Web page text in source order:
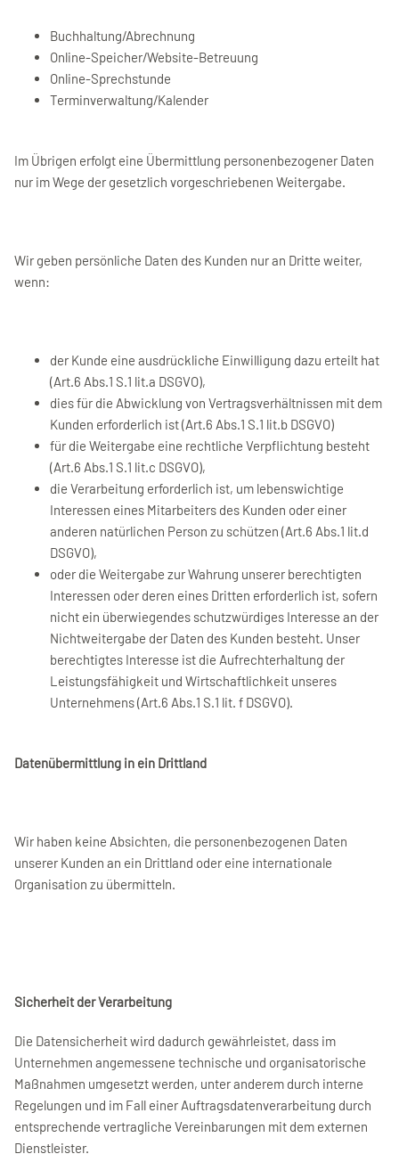
Buchhaltung/Abrechnung
Online-Speicher/Website-Betreuung
Online-Sprechstunde
Terminverwaltung/Kalender
Im Übrigen erfolgt eine Übermittlung personenbezogener Daten
nur im Wege der gesetzlich vorgeschriebenen Weitergabe.
Wir geben persönliche Daten des Kunden nur an Dritte weiter,
wenn:
der Kunde eine ausdrückliche Einwilligung dazu erteilt hat
(Art.6 Abs.1 S.1 lit.a DSGVO),
dies für die Abwicklung von Vertragsverhältnissen mit dem
Kunden erforderlich ist (Art.6 Abs.1 S.1 lit.b DSGVO)
für die Weitergabe eine rechtliche Verpflichtung besteht
(Art.6 Abs.1 S.1 lit.c DSGVO),
die Verarbeitung erforderlich ist, um lebenswichtige
Interessen eines Mitarbeiters des Kunden oder einer
anderen natürlichen Person zu schützen (Art.6 Abs.1 lit.d
DSGVO),
oder die Weitergabe zur Wahrung unserer berechtigten
Interessen oder deren eines Dritten erforderlich ist, sofern
nicht ein überwiegendes schutzwürdiges Interesse an der
Nichtweitergabe der Daten des Kunden besteht. Unser
berechtigtes Interesse ist die Aufrechterhaltung der
Leistungsfähigkeit und Wirtschaftlichkeit unseres
Unternehmens (Art.6 Abs.1 S.1 lit. f DSGVO).
Datenübermittlung in ein Drittland
Wir haben keine Absichten, die personenbezogenen Daten
unserer Kunden an ein Drittland oder eine internationale
Organisation zu übermitteln.
Sicherheit der Verarbeitung
Die Datensicherheit wird dadurch gewährleistet, dass im
Unternehmen angemessene technische und organisatorische
Maßnahmen umgesetzt werden, unter anderem durch interne
Regelungen und im Fall einer Auftragsdatenverarbeitung durch
entsprechende vertragliche Vereinbarungen mit dem externen
Dienstleister.